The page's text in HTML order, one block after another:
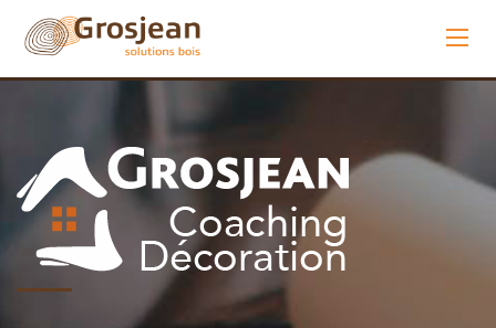
PANNEAUX – STRATIFIÉS – PARQUETS – BOIS – BARDAGES –
TERRASSES – CONSTRUCTION BOIS – ISOLANTS NATURELS